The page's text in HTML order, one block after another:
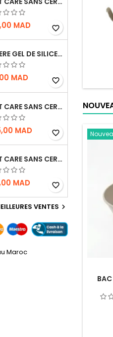
MAD favorite_border
LITIERE GEL DE SILICE - PARFUM OCEAN - CHAT BOTE - 3.8L
MAD favorite_border
BRIT CARE SANS CEREALES STERILIZED SENSITIVE - CHAT - 2KG
MAD favorite_border
BRIT CARE SANS CEREALES HAIRCARE HEALTHY AND SHINY COAT - POUR CHAT - 2KG
MAD favorite_border
VENTES 